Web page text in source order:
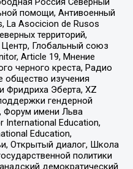
помощи, Антивоенный
La Asocicion de Rusos
территорий,
Глобальный союз
Article 19, Мнение
черного креста, Радио
общество изучения
Фридриха Эберта, XZ
гендерной
Форум имени Льва
International Education,
Education,
Открытый диалог, Школа
политики
демократический